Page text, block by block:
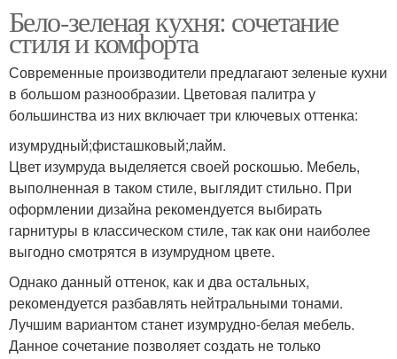
Бело-зеленая кухня: сочетание
стиля и комфорта
Современные производители предлагают зеленые кухни
в большом разнообразии. Цветовая палитра у
большинства из них включает три ключевых оттенка:
изумрудный;фисташковый;лайм.
Цвет изумруда выделяется своей роскошью. Мебель,
выполненная в таком стиле, выглядит стильно. При
оформлении дизайна рекомендуется выбирать
гарнитуры в классическом стиле, так как они наиболее
выгодно смотрятся в изумрудном цвете.
Однако данный оттенок, как и два остальных,
рекомендуется разбавлять нейтральными тонами.
Лучшим вариантом станет изумрудно-белая мебель.
Данное сочетание позволяет создать не только